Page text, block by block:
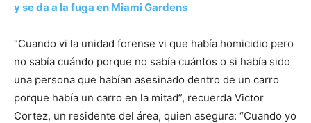
y se da a la fuga en Miami Gardens
“Cuando vi la unidad forense vi que había homicidio pero
no sabía cuándo porque no sabía cuántos o si había sido
una persona que habían asesinado dentro de un carro
porque había un carro en la mitad”, recuerda Victor
Cortez, un residente del área, quien asegura: “Cuando yo